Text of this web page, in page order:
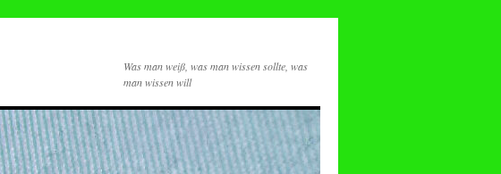
Was man weiß, was man wissen sollte, was
man wissen will